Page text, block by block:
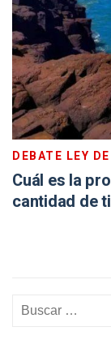
DEBATE LEY
Cuál es la
cantidad de